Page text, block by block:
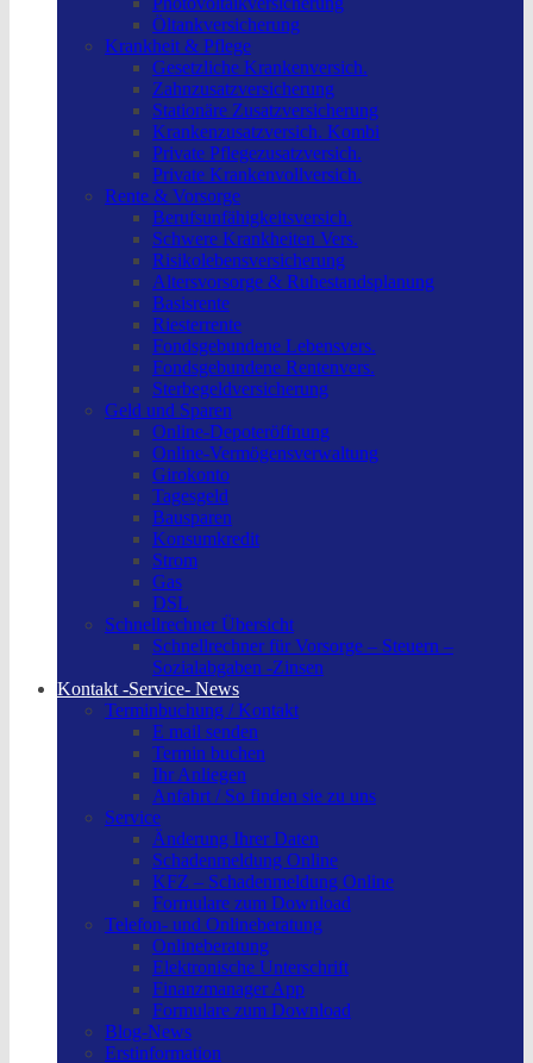
Öltankversicherung
Krankheit & Pflege
Gesetzliche Krankenversich.
Zahnzusatzversicherung
Stationäre Zusatzversicherung
Krankenzusatzversich. Kombi
Private Pflegezusatzversich.
Private Krankenvollversich.
Rente & Vorsorge
Berufs­unfähigkeitsversich.
Schwere Krankheiten Vers.
Risikolebensversicherung
Altersvorsorge & Ruhestandsplanung
Basisrente
Riesterrente
Fondsgebundene Lebensvers.
Fondsgebundene Rentenvers.
Sterbegeldversicherung
Geld und Sparen
Online-Depoteröffnung
Online-Vermögensverwaltung
Girokonto
Tagesgeld
Bausparen
Konsumkredit
Strom
Gas
DSL
Schnellrechner Übersicht
Schnellrechner für Vorsorge – Steuern –
Sozialabgaben -Zinsen
Kontakt -Service- News
Terminbuchung / Kontakt
E mail senden
Termin buchen
Ihr Anliegen
Anfahrt / So finden sie zu uns
Service
Änderung Ihrer Daten
Schadenmeldung Online
KFZ – Schadenmeldung Online
Formulare zum Download
Telefon- und Onlineberatung
Onlineberatung
Elektronische Unterschrift
Finanzmanager App
Formulare zum Download
Blog-News
Erstinformation